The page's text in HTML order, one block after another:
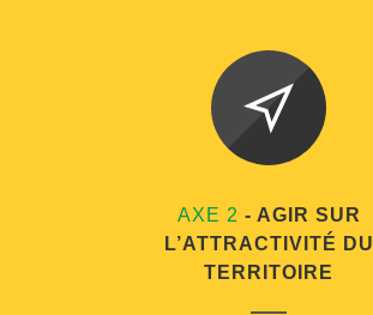
AXE 2 - AGIR SUR
L’ATTRACTIVITÉ DU
TERRITOIRE